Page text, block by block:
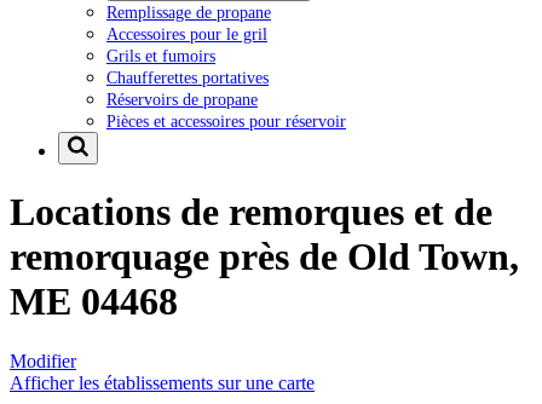
Remplissage de propane
Accessoires pour le gril
Grils et fumoirs
Chaufferettes portatives
Réservoirs de propane
Pièces et accessoires pour réservoir
Locations de remorques et de
remorquage près de Old Town,
ME 04468
Modifier
Afficher les établissements sur une carte